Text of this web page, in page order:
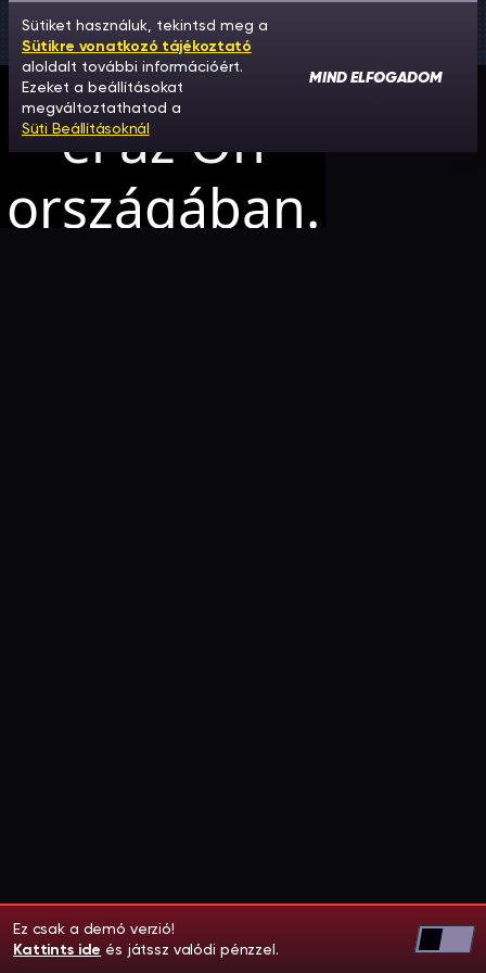
Ez csak a demó verzió!
Kattints ide és játssz valódi pénzzel.
Sütiket használuk, tekintsd meg a
Sütikre vonatkozó tájékoztató
aloldalt további információért.
Ezeket a beállításokat
megváltoztathatod a
Süti Beállításoknál
MIND ELFOGADOM